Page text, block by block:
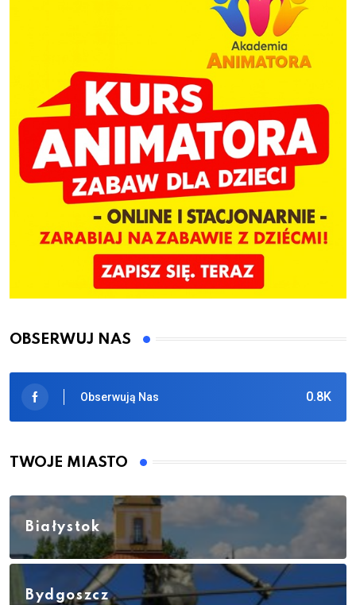
OBSERWUJ NAS
0.8K
Obserwują Nas
TWOJE MIASTO
Białystok
Bydgoszcz